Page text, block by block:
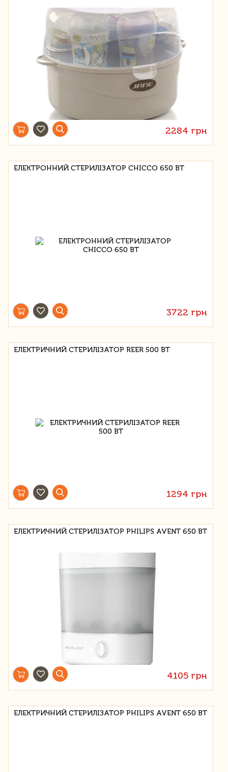
2284 грн
ЕЛЕКТРОННИЙ СТЕРИЛІЗАТОР CHICCO 650 ВТ
3722 грн
ЕЛЕКТРИЧНИЙ СТЕРИЛІЗАТОР REER 500 ВТ
1294 грн
ЕЛЕКТРИЧНИЙ СТЕРИЛІЗАТОР PHILIPS AVENT 650 ВТ
4105 грн
ЕЛЕКТРИЧНИЙ СТЕРИЛІЗАТОР PHILIPS AVENT 650 ВТ